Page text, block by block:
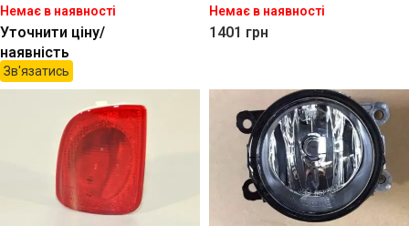
Немає в наявності
Уточнити ціну/
наявність
Зв'язатись
Немає в наявності
1401 грн